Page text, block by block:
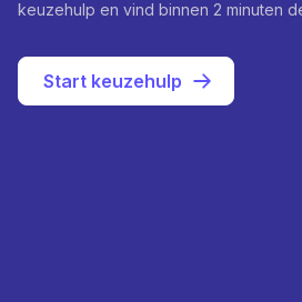
keuzehulp en vind binnen 2 minuten
Start keuzehulp